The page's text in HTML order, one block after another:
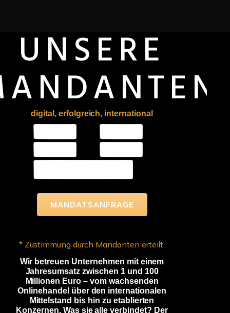
UNSERE
digital, erfolgreich, international
MANDATSANFRAGE
* Zustimmung durch Mandanten erteilt.
Wir betreuen Unternehmen mit einem
Jahresumsatz zwischen 1 und 100
Millionen Euro – vom wachsenden
Onlinehandel über den internationalen
Mittelstand bis hin zu etablierten
Konzernen. Was sie alle verbindet? Der